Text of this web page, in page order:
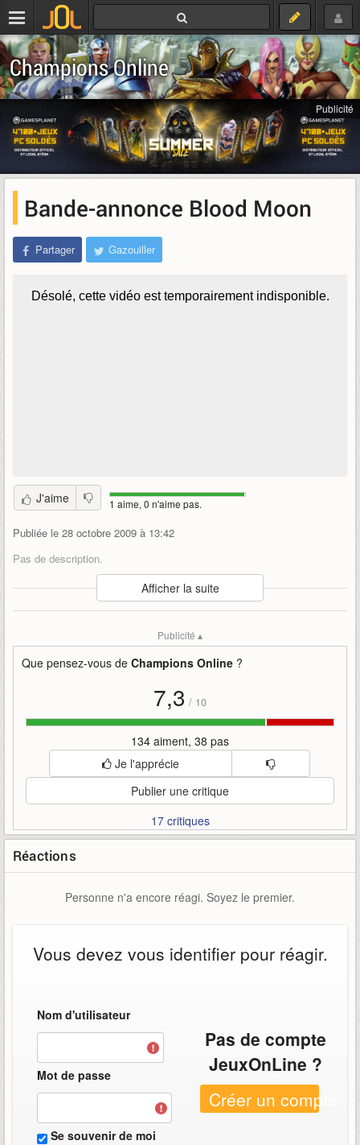
Champions Online
Publicité
Bande-annonce Blood Moon
Partager Gazouiller
J'aime 1 aime, 0 n'aime pas.
Publiée le 28 octobre 2009 à 13:42
Pas de description.
Auteur
Cryptic Studios / Atari
: Zekkangel
Afficher la suite
Publicité ▴
Que pensez-vous de Champions Online ?
7,3 / 10
134 aiment, 38 pas
Je l'apprécie
Publier une critique
17 critiques
Réactions
Personne n'a encore réagi. Soyez le premier.
Vous devez vous identifier pour réagir.
Nom d'utilisateur
Mot de passe
Se souvenir de moi
Pas de compte
JeuxOnLine ?
Créer un compte